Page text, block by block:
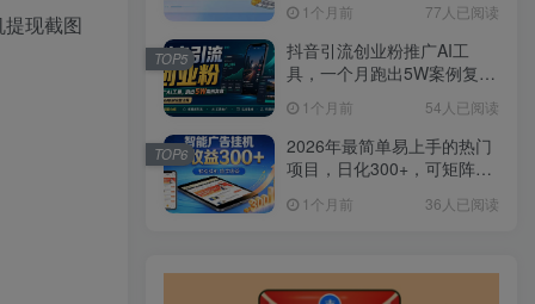
现截图 1个月前 77人已阅读
抖音引流创业粉推广AI工
具，一个月跑出5W案例复
1个月前 54人已阅读
TOP5
2026年最简单易上手的热门
项目，日化300+，可矩阵操
1个月前 36人已阅读
TOP6